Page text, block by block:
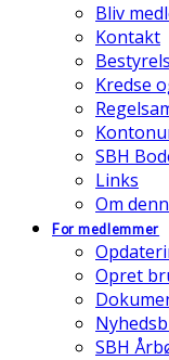
Bliv
Kontakt
Kredse
SBH
Links
Om
For medlemmer
Opret
SBH